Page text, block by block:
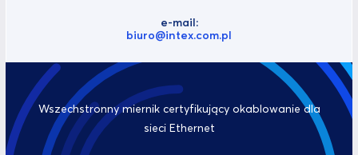
e-mail:
biuro@intex.com.pl
Wszechstronny miernik certyfikujący okablowanie dla
sieci Ethernet